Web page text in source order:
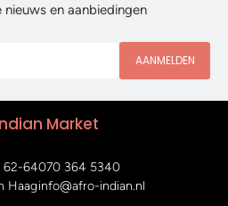
en aanbiedingen
AANMELDEN
Market
62-64
Haag
070 364 5340
info@afro-indian.nl